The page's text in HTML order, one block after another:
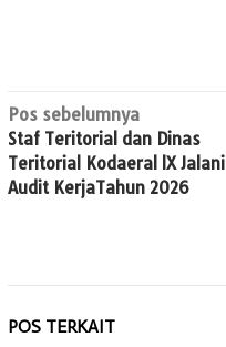
Navigasi
pos
Pos sebelumnya
Staf Teritorial dan Dinas
Teritorial Kodaeral lX Jalani
Audit KerjaTahun 2026
POS TERKAIT